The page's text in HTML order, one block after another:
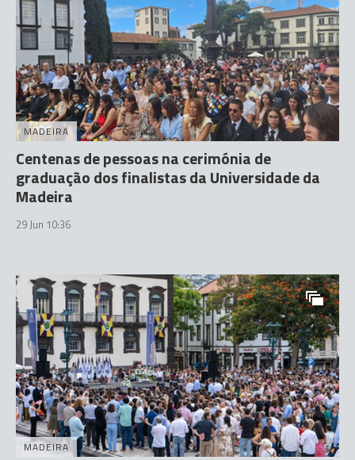
MADEIRA
Centenas de pessoas na cerimónia de
graduação dos finalistas da Universidade da
Madeira
29 Jun 10:36
MADEIRA